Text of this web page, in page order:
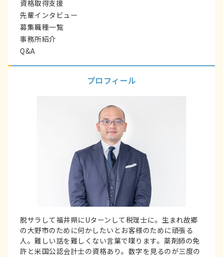
資格取得支援
先輩インタビュー
募集職種一覧
事務所紹介
Q&A
プロフィール
脱サラして福井県にUターンして税理士に。生まれ故郷
の大野市のために何かしたいとお客様のために頑張る
人。難しい話を難しくない言葉で喋ります。薬剤師の免
許と米国公認会計士の資格あり。数字を見るのが三度の